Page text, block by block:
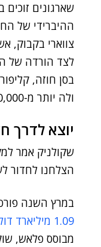
שארגונים
ההיברידי של
צווארי בקבוק,
ולה יותר מ-10,000 לקוחות ארגוניים.
יוצא לדרך
שקולניק אמר
הצלחנו לחדור
במרץ השנה
1.09 מיליארד דולר במזומן